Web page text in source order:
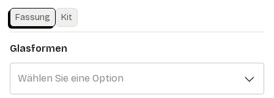
Fassung Kit
Glasformen
Wählen Sie eine Option